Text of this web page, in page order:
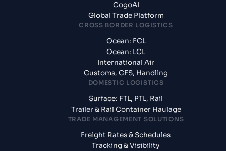
CogoAI
Global Trade Platform
CROSS BORDER LOGISTICS
Ocean: FCL
Ocean: LCL
International Air
Customs, CFS, Handling
DOMESTIC LOGISTICS
Surface: FTL, PTL, Rail
Trailer & Rail Container Haulage
TRADE MANAGEMENT SOLUTIONS
Freight Rates & Schedules
Tracking & Visibility